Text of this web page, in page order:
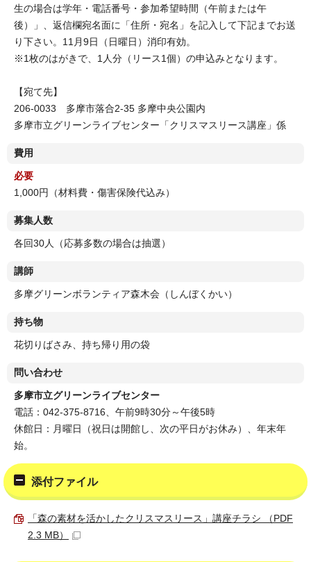
生の場合は学年・電話番号・参加希望時間（午前または午
後）」、返信欄宛名面に「住所・宛名」を記入して下記までお送
り下さい。11月9日（日曜日）消印有効。
※1枚のはがきで、1人分（リース1個）の申込みとなります。
【宛て先】
206-0033 多摩市落合2-35 多摩中央公園内
多摩市立グリーンライブセンター「クリスマスリース講座」係
費用
必要
1,000円（材料費・傷害保険代込み）
募集人数
各回30人（応募多数の場合は抽選）
講師
多摩グリーンボランティア森木会（しんぼくかい）
持ち物
花切りばさみ、持ち帰り用の袋
問い合わせ
多摩市立グリーンライブセンター
電話：042-375-8716、午前9時30分～午後5時
休館日：月曜日（祝日は開館し、次の平日がお休み）、年末年
始。
添付ファイル
「森の素材を活かしたクリスマスリース」講座チラシ （PDF
2.3 MB）